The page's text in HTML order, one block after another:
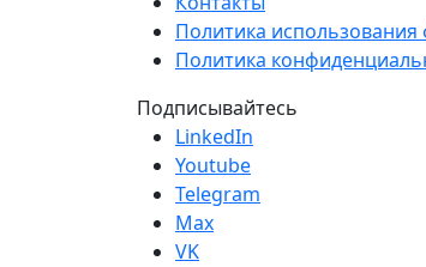
Политика
Политика
Подписывайтесь
LinkedIn
Youtube
Telegram
Max
VK